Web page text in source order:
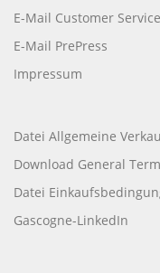
E-Mail Customer Service
E-Mail PrePress
Impressum
Datei Allgemeine
Download General
Datei
Gascogne-LinkedIn